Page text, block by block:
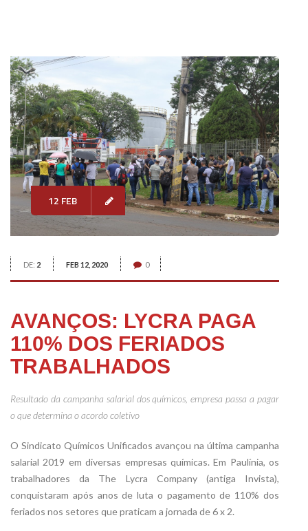
12 FEB
DE: 2 FEB 12, 2020 0
AVANÇOS: LYCRA PAGA
110% DOS FERIADOS
TRABALHADOS
Resultado da campanha salarial dos químicos, empresa passa a pagar
o que determina o acordo coletivo
O Sindicato Químicos Unificados avançou na última campanha
salarial 2019 em diversas empresas químicas. Em Paulínia, os
trabalhadores da The Lycra Company (antiga Invista),
conquistaram após anos de luta o pagamento de 110% dos
feriados nos setores que praticam a jornada de 6 x 2.